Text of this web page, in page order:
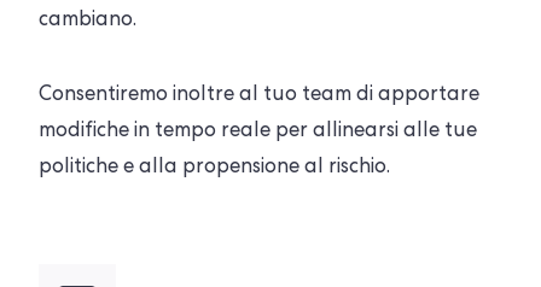
cambiano.
Consentiremo inoltre al tuo team di apportare
modifiche in tempo reale per allinearsi alle tue
politiche e alla propensione al rischio.